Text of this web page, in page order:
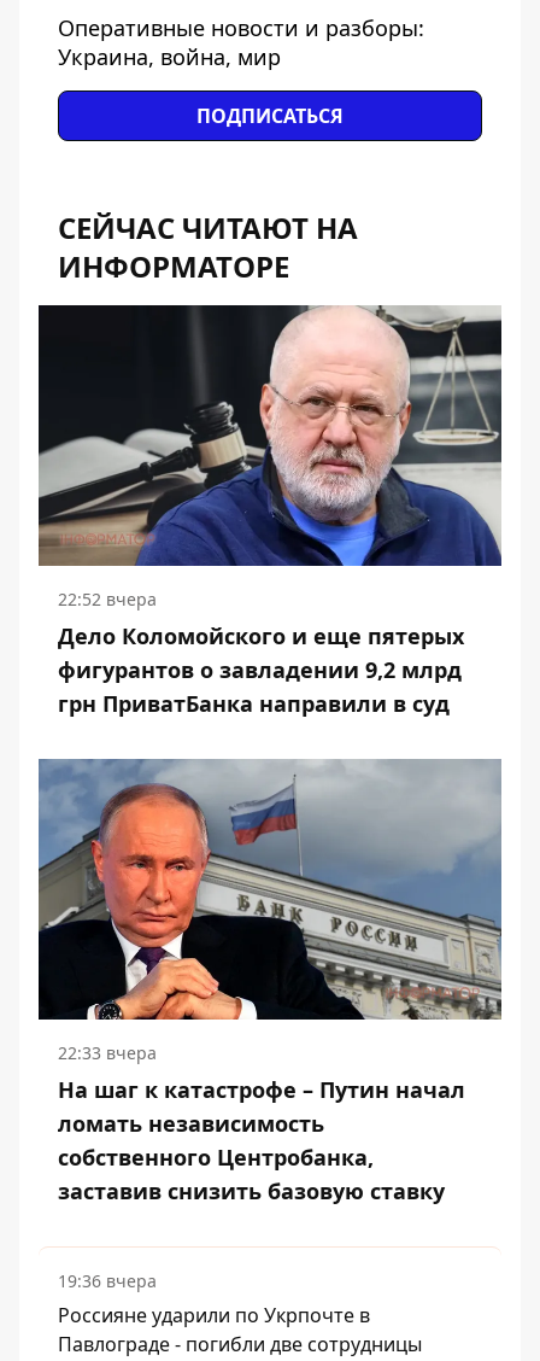
Оперативные новости и разборы:
Украина, война, мир
ПОДПИСАТЬСЯ
СЕЙЧАС ЧИТАЮТ НА
ИНФОРМАТОРЕ
22:52 вчера
Дело Коломойского и еще пятерых
фигурантов о завладении 9,2 млрд
грн ПриватБанка направили в суд
22:33 вчера
На шаг к катастрофе – Путин начал
ломать независимость
собственного Центробанка,
заставив снизить базовую ставку
19:36 вчера
Россияне ударили по Укрпочте в
Павлограде - погибли две сотрудницы